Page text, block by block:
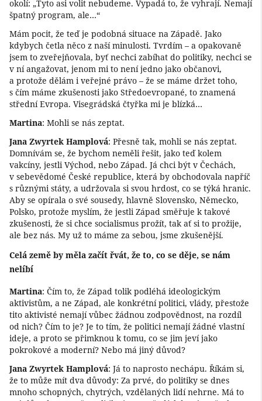
okolí: „Tyto asi volit nebudeme. Vypadá to, že vyhrají. Nemají
špatný program, ale…“
Mám pocit, že teď je podobná situace na Západě. Jako
kdybych četla něco z naší minulosti. Tvrdím – a opakovaně
jsem to zveřejňovala, byť nechci zabíhat do politiky, nechci se
v ní angažovat, jenom mi to není jedno jako občanovi,
a protože dělám i veřejné právo – že se máme držet toho,
s čím máme zkušenosti jako Středoevropané, to znamená
střední Evropa. Visegrádská čtyřka mi je blízká…
Martina: Mohli se nás zeptat.
Jana Zwyrtek Hamplová: Přesně tak, mohli se nás zeptat.
Domnívám se, že bychom neměli řešit, jako teď kolem
vakcíny, jestli Východ, nebo Západ. Já chci být v Čechách,
v sebevědomé České republice, která by obchodovala napříč
s různými státy, a udržovala si svou hrdost, co se týká hranic.
Aby se opírala o své sousedy, hlavně Slovensko, Německo,
Polsko, protože myslím, že jestli Západ směřuje k takové
zkušenosti, že si chce socialismus prožít, tak ať si to prožije,
ale bez nás. My už to máme za sebou, jsme zkušenější.
Celá země by měla začít řvát, že to, co se děje, se nám
nelíbí
Martina: Čím to, že Západ tolik podléhá ideologickým
aktivistům, a ne Západ, ale konkrétní politici, vlády, přestože
tito aktivisté nemají vůbec žádnou zodpovědnost, na rozdíl
od nich? Čím to je? Je to tím, že politici nemají žádné vlastní
ideje, a proto se přimknou k tomu, co se jim jeví jako
pokrokové a moderní? Nebo má jiný důvod?
Jana Zwyrtek Hamplová: Já to naprosto nechápu. Říkám si,
že to může mít dva důvody: Za prvé, do politiky se dnes
mnoho schopných, chytrých, vzdělaných lidí nehrne. Má to